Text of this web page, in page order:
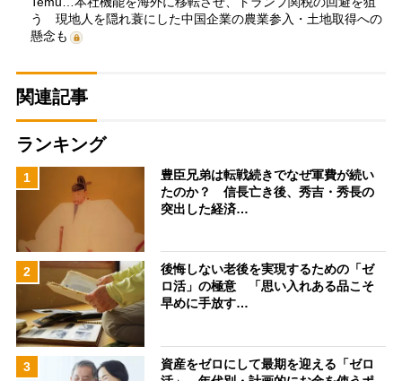
う 現地人を隠れ蓑にした中国企業の農業参入・土地取得への
懸念も
関連記事
ランキング
1
豊臣兄弟は転戦続きでなぜ軍費が続い
たのか？ 信長亡き後、秀吉・秀長の
突出した経済…
2
後悔しない老後を実現するための「ゼ
ロ活」の極意 「思い入れある品こそ
早めに手放す…
3
資産をゼロにして最期を迎える「ゼロ